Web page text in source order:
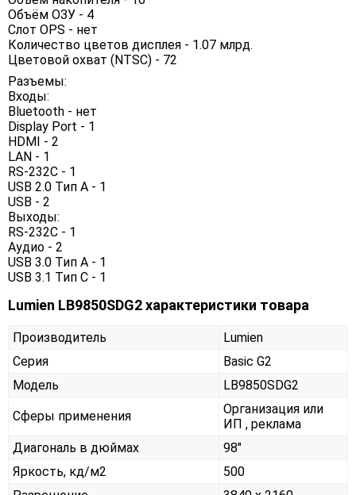
Объём ОЗУ - 4
Слот OPS - нет
Количество цветов дисплея - 1.07 млрд.
Цветовой охват (NTSC) - 72
Разъемы:
Входы:
Bluetooth - нет
Display Port - 1
HDMI - 2
LAN - 1
RS-232C - 1
USB 2.0 Тип A - 1
USB - 2
Выходы:
RS-232C - 1
Аудио - 2
USB 3.0 Тип А - 1
USB 3.1 Тип C - 1
Lumien LB9850SDG2 характеристики товара
Производитель
Lumien
Серия
Basic G2
Модель
LB9850SDG2
Сферы применения
Организация или
ИП , реклама
Диагональ в дюймах
98"
Яркость, кд/м2
500